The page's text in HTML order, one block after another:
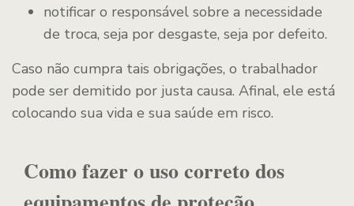
notificar o responsável sobre a necessidade
de troca, seja por desgaste, seja por defeito.
Caso não cumpra tais obrigações, o trabalhador
pode ser demitido por justa causa. Afinal, ele está
colocando sua vida e sua saúde em risco.
Como fazer o uso correto dos